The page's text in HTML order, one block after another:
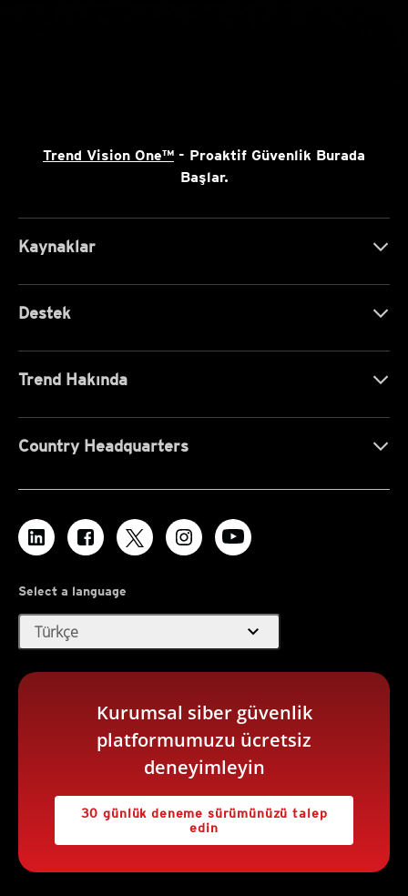
Trend Vision One™ - Proaktif Güvenlik Burada
Başlar.
Kaynaklar
Destek
Trend Hakında
Country Headquarters
Select a language
Türkçe expand_more
Kurumsal siber güvenlik
platformumuzu ücretsiz
deneyimleyin
30 günlük deneme sürümünüzü talep
edin